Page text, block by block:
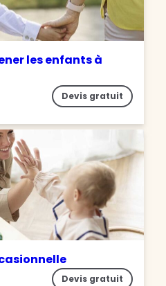
les enfants à
Devis gratuit
Devis gratuit